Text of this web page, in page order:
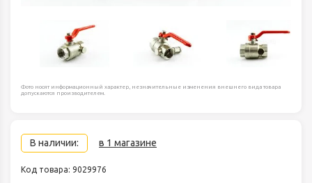
Фото носят информационный характер, незначительные изменения внешнего вида товара
допускаются производителем.
В наличии: в 1 магазине
Код товара: 9029976